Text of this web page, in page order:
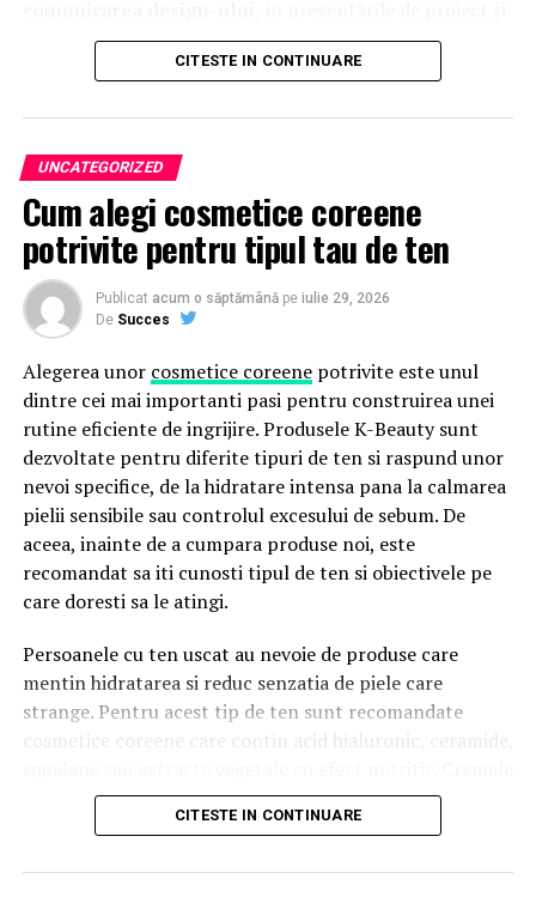
în crearea de materiale vizuale convingătoare pentru
Repere Esențiale
Randările exterioare arată forma generală a clădirii,
materialele, contextul și impactul vizual
Randările interioare scot în evidență atmosfera,
utilizatorului
în vizualizarea arhitecturală
Sunt esențiale pentru marketing și ajută la
prezentarea atractivă a proiectelor către clienți,
cumpărători și public
Susțin comunicarea de design și fac ideile mai ușor
de înțeles și evaluat
Ce Este Randarea Exterioară?
Randarea exterioară este procesul prin care se creează o
reprezentare vizuală realistă sau stilizatăa
exteriorului unei clădiri, înainte ca aceasta să fie
construită. Include elemente precum
fațada,
împrejurimile și caracterul arhitectural general.
pe clienți, investitori și cumpărători să înțeleagă cum va
CITESTE IN CONTINUARE
UNCATEGORIZED
Cum alegi cosmetice coreene
potrivite pentru tipul tau de ten
Publicat acum o săptămână pe iulie 29, 2026
De Succes
Alegerea unor cosmetice coreenepotrivite este unul
dintre cei mai importanti pasi pentru construirea unei
rutine eficiente de ingrijire. Produsele K-Beauty sunt
dezvoltate pentru diferite tipuri de ten si raspund unor
nevoi specifice, de la hidratare intensa pana la calmarea
pielii sensibile sau controlul excesului de sebum. De
aceea, inainte de a cumpara produse noi, este
recomandat sa iti cunosti tipul de ten si obiectivele pe
care doresti sa le atingi.
Persoanele cu ten uscat au nevoie de produse care
mentin hidratarea si reduc senzatia de piele care
strange. Pentru acest tip de ten sunt recomandate
cosmetice coreene care contin acid hialuronic, ceramide,
mai bogate si serurile hidratante pot contribui la
mentinerea confortului pielii pe parcursul intregii zile.
Tenul gras necesita o abordare diferita. Multi considera
CITESTE IN CONTINUARE